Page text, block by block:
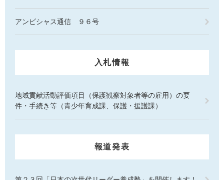
アンビシャス通信 ９６号
入札情報
地域貢献活動評価項目（保護観察対象者等の雇用）の要
件・手続き等（青少年育成課、保護・援護課）
報道発表